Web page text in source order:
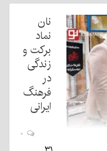
نان
نماد
برکت و
زندگی
در
فرهنگ
ایرانی